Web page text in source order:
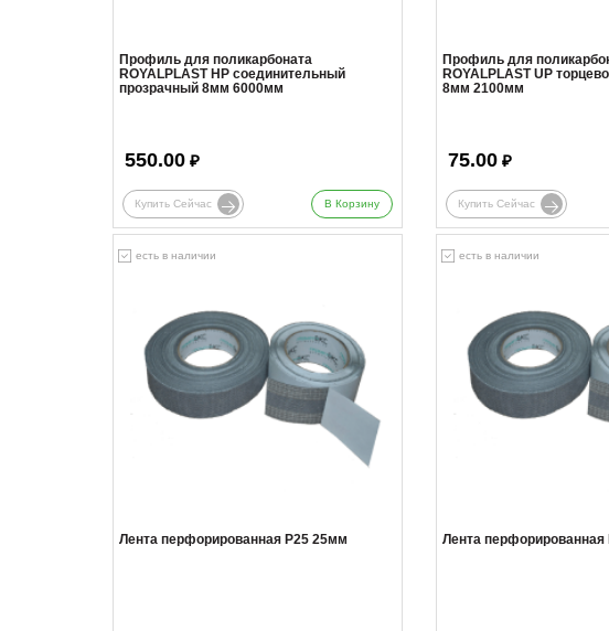
Профиль для поликарбоната
ROYALPLAST HP соединительный
прозрачный 8мм 6000мм
550.00 ₽
Купить Сейчас В Корзину
Профиль для
ROYALPLAST UP
8мм 2100мм
75.00₽
Купить Сейчас
есть в наличии
Лента перфорированная Р25 25мм
есть в наличии
Лента